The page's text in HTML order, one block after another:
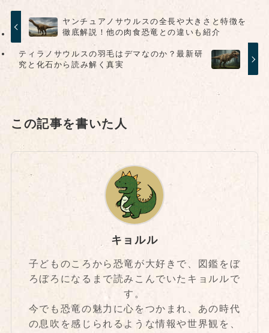
ヤンチュアノサウルスの全長や大きさと特徴を
徹底解説！他の肉食恐竜との違いも紹介
ティラノサウルスの羽毛はデマなのか？最新研
究と化石から読み解く真実
この記事を書いた人
キョルル
子どものころから恐竜が大好きで、図鑑をぼ
ろぼろになるまで読みこんでいたキョルルで
す。
今でも恐竜の魅力に心をつかまれ、あの時代
の息吹を感じられるような情報や世界観を、